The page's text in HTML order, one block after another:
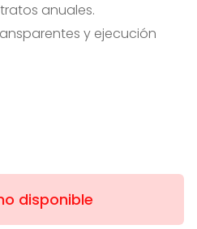
anuales.
y ejecución
disponible